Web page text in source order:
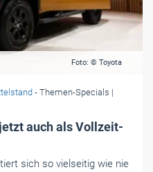
Foto: © Toyota
- Themen-Specials |
auch als Vollzeit-
sich so vielseitig wie nie